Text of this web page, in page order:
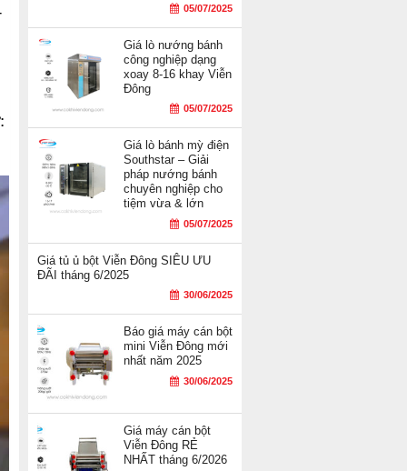
05/07/2025
Giá lò nướng bánh
công nghiệp dạng
xoay 8-16 khay Viễn
Đông
05/07/2025
Giá lò bánh mỳ điện
Southstar – Giải
pháp nướng bánh
chuyên nghiệp cho
tiệm vừa & lớn
05/07/2025
Giá tủ ủ bột Viễn Đông SIÊU ƯU
ĐÃI tháng 6/2025
30/06/2025
Báo giá máy cán bột
mini Viễn Đông mới
nhất năm 2025
30/06/2025
Giá máy cán bột
Viễn Đông RẺ
NHẤT tháng 6/2026